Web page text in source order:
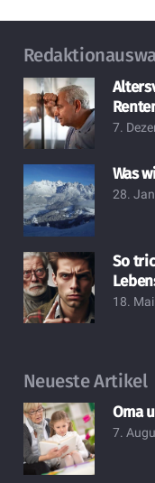
7.
Was
28.
So
18.
Neueste Artikel
Oma
7.